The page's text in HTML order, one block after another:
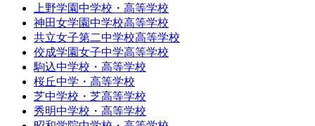
上野学園中学校・高等学校
神田女学園中学校高等学校
共立女子第二中学校高等学校
佼成学園女子中学高等学校
駒込中学校・高等学校
桜丘中学・高等学校
芝中学校・芝高等学校
秀明中学校・高等学校